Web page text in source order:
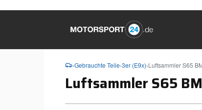
›Gebrauchte Teile›3er (E9x)›Luftsammler S65
Luftsammler S65